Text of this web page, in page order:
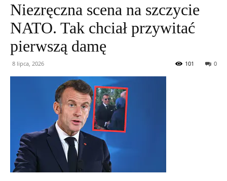
Niezręczna scena na szczycie
NATO. Tak chciał przywitać
pierwszą damę
8 lipca, 2026 0
101